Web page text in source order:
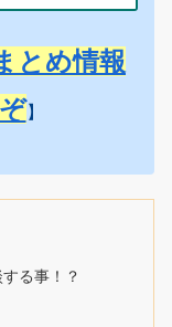
とめ情報
】
る事！？